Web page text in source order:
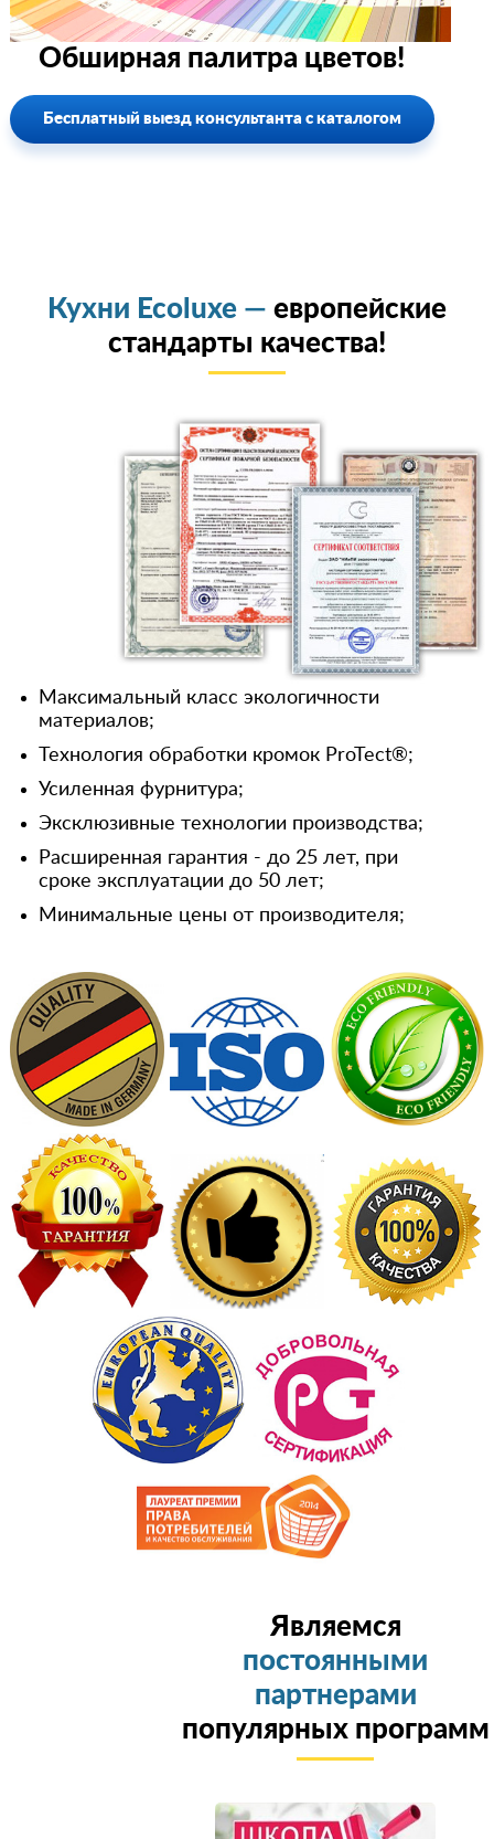
Обширная палитра цветов!
Бесплатный выезд консультанта с каталогом
Кухни Ecoluxe — европейские
стандарты качества!
Максимальный класс экологичности
материалов;
Технология обработки кромок ProTect®;
Усиленная фурнитура;
Эксклюзивные технологии производства;
Расширенная гарантия - до 25 лет, при
сроке эксплуатации до 50 лет;
Минимальные цены от производителя;
Являемся
постоянными
партнерами
популярных программ